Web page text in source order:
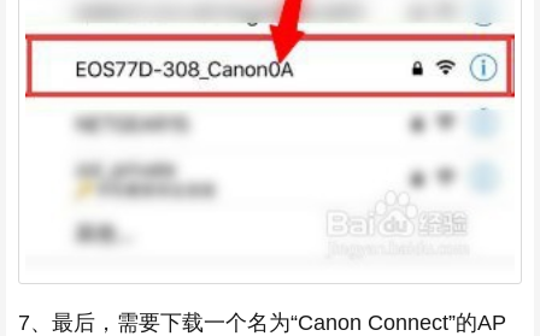
7、最后，需要下载一个名为“Canon Connect”的AP